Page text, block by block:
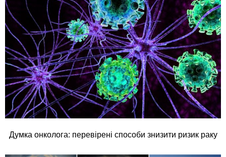
Думка онколога: перевірені способи знизити ризик раку